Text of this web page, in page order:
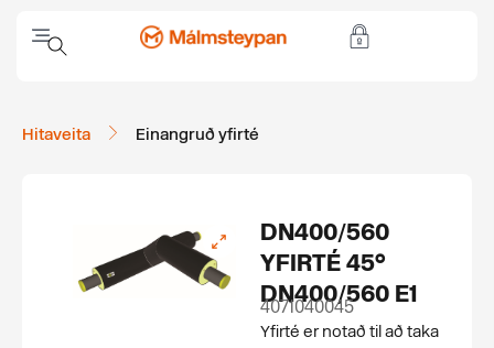
Hitaveita Einangruð yfirté
DN400/560
YFIRTÉ 45°
DN400/560 E1
4071040045
Yfirté er notað til að taka